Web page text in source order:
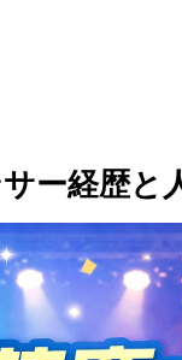
ー経歴と